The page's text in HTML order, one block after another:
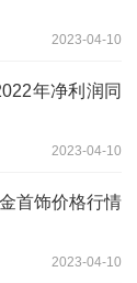
2023-04-10
年净利润同
2023-04-10
首饰价格行情
2023-04-10